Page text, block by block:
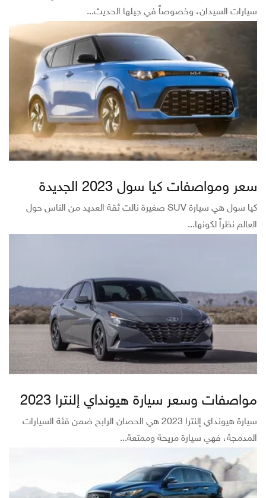
سيارات السيدان، وخصوصاً في جيلها الحديث...
سعر ومواصفات كيا سول 2023 الجديدة
كيا سول هي سيارة SUV صغيرة نالت ثقة العديد من الناس حول
العالم نظراً لكونها...
مواصفات وسعر سيارة هيونداي إلنترا 2023
سيارة هيونداي إلنترا 2023 هي الحصان الرابح ضمن فئة السيارات
المدمجة، فهي سيارة مريحة وممتعة...